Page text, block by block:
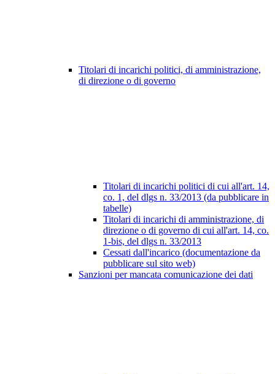
Titolari di incarichi politici, di amministrazione,
di direzione o di governo
Titolari di incarichi politici di cui all'art. 14,
co. 1, del dlgs n. 33/2013 (da pubblicare in
tabelle)
Titolari di incarichi di amministrazione, di
direzione o di governo di cui all'art. 14, co.
1-bis, del dlgs n. 33/2013
Cessati dall'incarico (documentazione da
pubblicare sul sito web)
Sanzioni per mancata comunicazione dei dati